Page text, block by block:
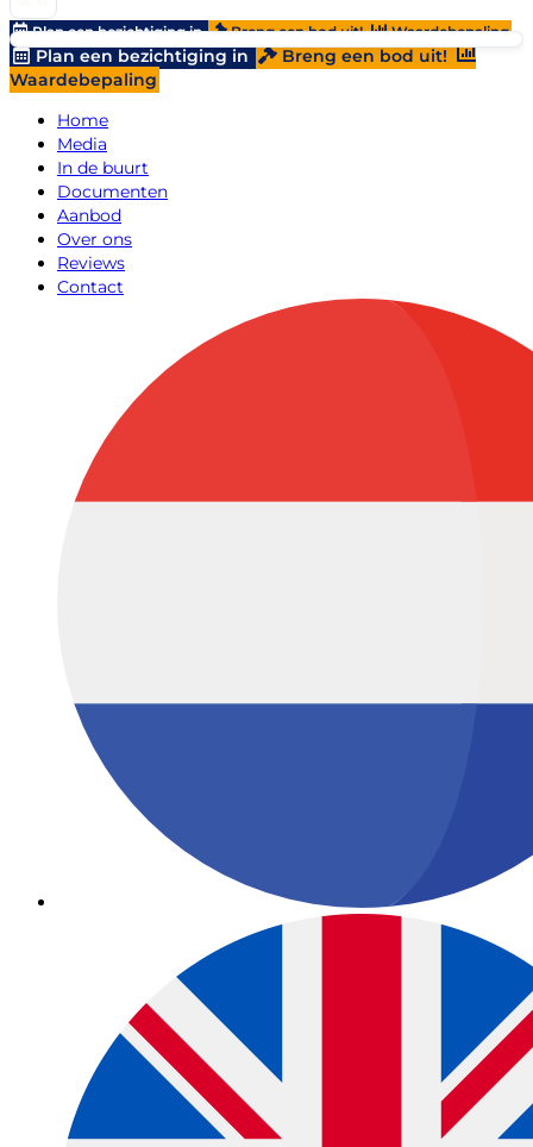
Plan een bezichtiging in Breng een bod uit! Waardebepaling
Plan een bezichtiging in
Breng een bod uit!
Waardebepaling
Home
Media
In de buurt
Documenten
Aanbod
Over ons
Reviews
Contact